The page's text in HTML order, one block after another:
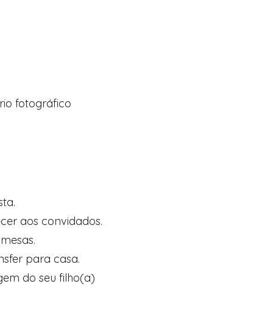
fotográfico
aos convidados.
para casa.
do seu filho(a)